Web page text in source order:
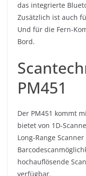
das integrierte
Zusätzlich ist auch
Und für die Fern-
Bord.
PM451
Der PM451 kommt
bietet von 1D-
Long-Range
hochauflösende
verfügbar.